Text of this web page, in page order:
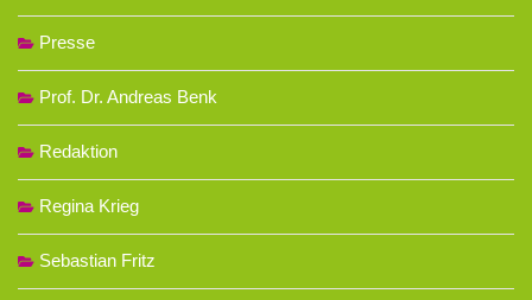
Presse
Prof. Dr. Andreas Benk
Redaktion
Regina Krieg
Sebastian Fritz